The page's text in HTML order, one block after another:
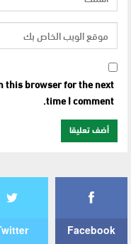
this browser for the next
time I comment.
Facebook